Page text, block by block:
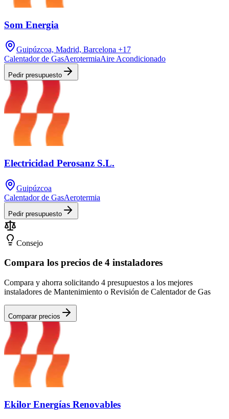
Som Energia
Guipúzcoa, Madrid, Barcelona +17
Calentador de GasAerotermiaAire Acondicionado
Pedir presupuesto
Electricidad Perosanz S.L.
Guipúzcoa
Calentador de GasAerotermia
Pedir presupuesto
Consejo
Compara los precios de 4 instaladores
Compara y ahorra solicitando 4 presupuestos a los mejores
instaladores de Mantenimiento o Revisión de Calentador de Gas
Comparar precios
Ekilor Energías Renovables